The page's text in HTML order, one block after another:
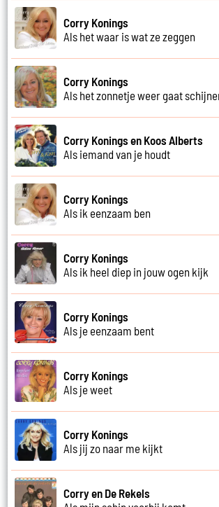
Corry Konings
Als het waar is wat ze zeggen
Corry Konings
Als het zonnetje weer gaat
Corry Konings en Koos Alberts
Als iemand van je houdt
Corry Konings
Als ik eenzaam ben
Corry Konings
Als ik heel diep in jouw ogen kijk
Corry Konings
Als je eenzaam bent
Corry Konings
Als je weet
Corry Konings
Als jij zo naar me kijkt
Corry en De Rekels